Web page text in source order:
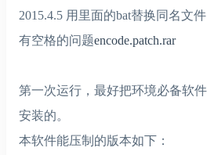
2015.4.5 用里面的bat替换同名文
有空格的问题encode.patch.rar
第一次运行，最好把环境必备软
安装的。
本软件能压制的版本如下：